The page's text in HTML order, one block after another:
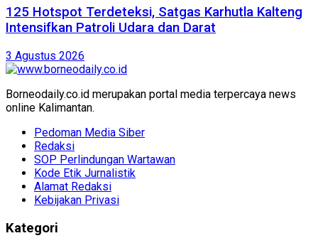
125 Hotspot Terdeteksi, Satgas Karhutla Kalteng
Intensifkan Patroli Udara dan Darat
3 Agustus 2026
Borneodaily.co.id merupakan portal media terpercaya news
online Kalimantan.
Pedoman Media Siber
Redaksi
SOP Perlindungan Wartawan
Kode Etik Jurnalistik
Alamat Redaksi
Kebijakan Privasi
Kategori